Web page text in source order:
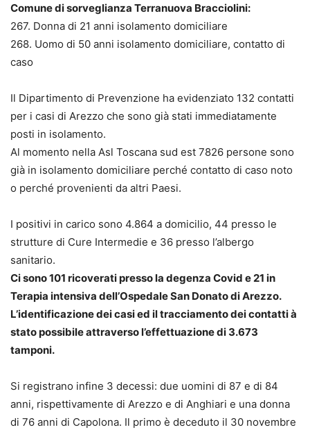
Comune di sorveglianza Terranuova Bracciolini:
267. Donna di 21 anni isolamento domiciliare
268. Uomo di 50 anni isolamento domiciliare, contatto di
caso
Il Dipartimento di Prevenzione ha evidenziato 132 contatti
per i casi di Arezzo che sono già stati immediatamente
posti in isolamento.
Al momento nella Asl Toscana sud est 7826 persone sono
già in isolamento domiciliare perché contatto di caso noto
o perché provenienti da altri Paesi.
I positivi in carico sono 4.864 a domicilio, 44 presso le
strutture di Cure Intermedie e 36 presso l’albergo
sanitario.
Ci sono 101 ricoverati presso la degenza Covid e 21 in
Terapia intensiva dell’Ospedale San Donato di Arezzo.
L’identificazione dei casi ed il tracciamento dei contatti à
stato possibile attraverso l’effettuazione di 3.673
tamponi.
Si registrano infine 3 decessi: due uomini di 87 e di 84
anni, rispettivamente di Arezzo e di Anghiari e una donna
di 76 anni di Capolona. Il primo è deceduto il 30 novembre